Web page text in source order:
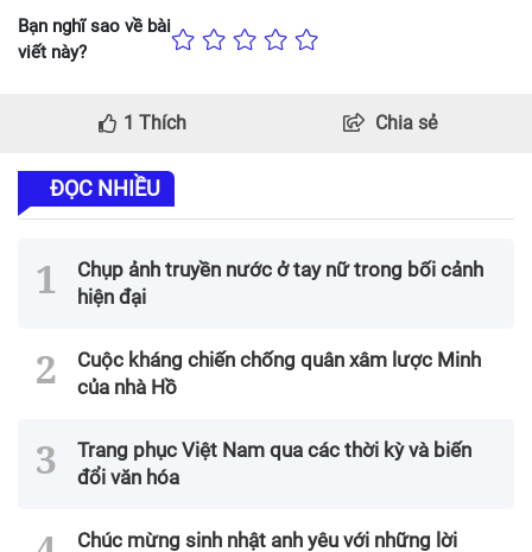
Bạn nghĩ sao về bài
viết này?
1 Thích Chia sẻ
ĐỌC NHIỀU
Chụp ảnh truyền nước ở tay nữ trong bối cảnh
hiện đại
Cuộc kháng chiến chống quân xâm lược Minh
của nhà Hồ
Trang phục Việt Nam qua các thời kỳ và biến
đổi văn hóa
Chúc mừng sinh nhật anh yêu với những lời